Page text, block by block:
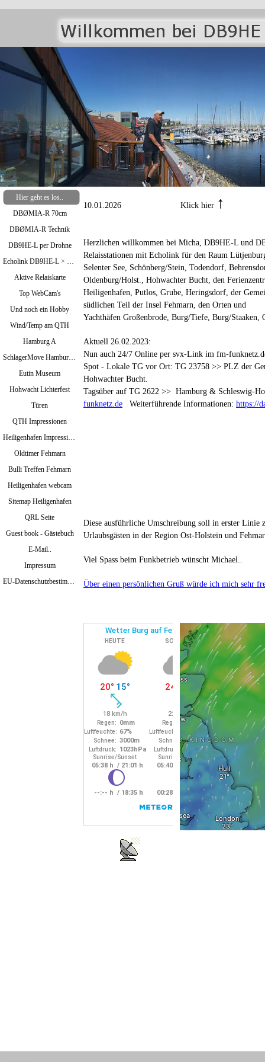
Hier geht es los..
DBØMIA-R 70cm
DBØMIA-R Technik
DB9HE-L per Drohne
Echolink DB9HE-L > Bild oben / DBØMIA-R >Bild unten
Aktive Relaiskarte
Top WebCam's
Und noch ein Hobby
Wind/Temp am QTH
Hamburg A
SchlagerMove Hamburg 2024
Eutin Museum
Hohwacht Lichterfest
Türen
QTH Impressionen
Heiligenhafen Impressionen
Oldtimer Fehmarn
Bulli Treffen Fehmarn
Heiligenhafen webcam
Sitemap Heiligenhafen
QRL Seite
Guest book - Gästebuch
E-Mail..
Impressum
EU-Datenschutzbestimmungen Mai 2018
10.01.2026 Klick hier ↑
Herzlichen willkommen bei Micha, DB9HE-L und
Relaisstationen mit Echolink für den Raum
Selenter See, Schönberg/Stein, Todendorf,
Oldenburg/Holst., Hohwachter Bucht, den
Heiligenhafen, Putlos, Grube, Heringsdorf, der
südlichen Teil der Insel Fehmarn, den Orten und
Yachthäfen Großenbrode, Burg/Tiefe, Burg/Staaken,
Aktuell 26.02.2023:
Nun auch 24/7 Online per svx-Link im fm-
Spot - Lokale TG vor Ort: TG 23758 >> PLZ der
Hohwachter Bucht.
Tagsüber auf TG 2622 >> Hamburg & Schleswig-
funknetz.de Weiterführende Informationen: https://
Diese ausführliche Umschreibung soll in erster Linie
Urlaubsgästen in der Region Ost-Holstein und
Viel Spass beim Funkbetrieb wünscht Michael..
Über einen persönlichen Gruß würde ich mich sehr